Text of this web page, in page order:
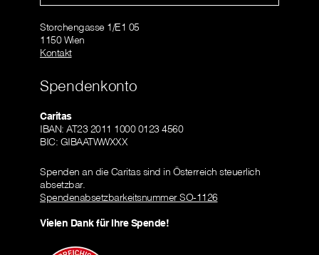
Storchengasse 1/E1 05
1150 Wien
Kontakt
Spendenkonto
Caritas
IBAN: AT23 2011 1000 0123 4560
BIC: GIBAATWWXXX
Spenden an die Caritas sind in Österreich steuerlich
absetzbar.
Spendenabsetzbarkeitsnummer SO-1126
Vielen Dank für Ihre Spende!